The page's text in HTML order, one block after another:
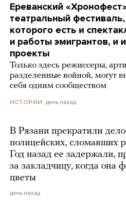
Ереванский
театральный
которого есть и
и работы эмигрантов, и
проекты
Только здесь режиссеры,
разделенные войной, могут
себя одним сообществом
ИСТОРИИ день назад
В Рязани прекратили
полицейских, сломавших
Год назад ее задержали,
за закладчицу, когда она
цветы
день назад